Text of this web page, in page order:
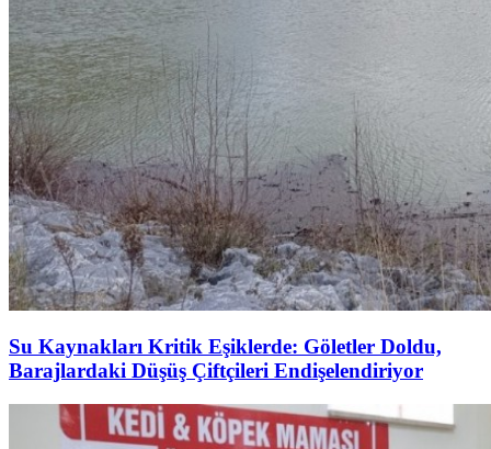
Su Kaynakları Kritik Eşiklerde: Göletler Doldu,
Barajlardaki Düşüş Çiftçileri Endişelendiriyor